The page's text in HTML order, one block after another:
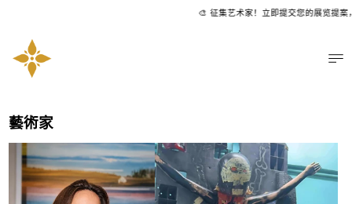
🎨 征集艺术家！立即提交您的展览提
菜
藝術家
约阿纳·弗拉比 伊利亚·斯库巴克